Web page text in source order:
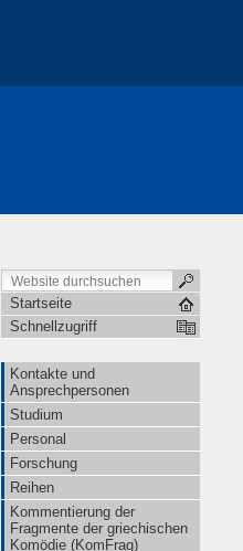
Startseite
Schnellzugriff
Kontakte und
Ansprechpersonen
Studium
Personal
Forschung
Reihen
Kommentierung der
Fragmente der griechischen
Komödie (KomFrag)